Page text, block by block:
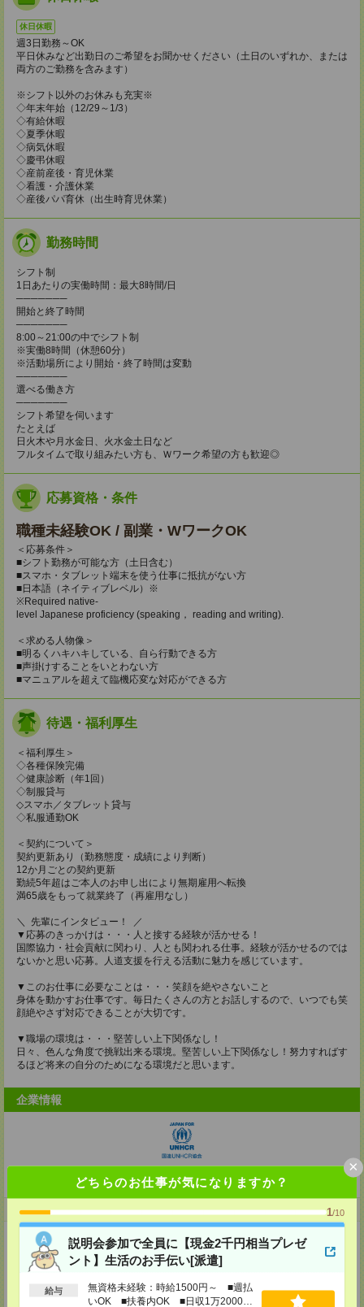
どちらのお仕事が気になりますか？
1/10
説明会参加で全員に【現金2千円相当プレゼ
ント】生活のお手伝い[派遣]
給与
無資格未経験：時給1500円～ ■週払
いOK ■扶養内OK ■日収1万2000円
×
休日休暇
週3日勤務～OK
平日休みなど出勤日のご希望をお聞かせください（土日のいずれか、または
両方のご勤務を含みます）
※シフト以外のお休みも充実※
◇年末年始（12/29～1/3）
◇有給休暇
◇夏季休暇
◇病気休暇
◇慶弔休暇
◇産前産後・育児休業
◇看護・介護休業
◇産後パパ育休（出生時育児休業）
勤務時間
シフト制
1日あたりの実働時間：最大8時間/日
───────
開始と終了時間
───────
8:00～21:00の中でシフト制
※実働8時間（休憩60分）
※活動場所により開始・終了時間は変動
───────
選べる働き方
───────
シフト希望を伺います
たとえば
日火木や月水金日、火水金土日など
フルタイムで取り組みたい方も、Ｗワーク希望の方も歓迎◎
応募資格・条件
職種未経験OK / 副業・WワークOK
＜応募条件＞
■シフト勤務が可能な方（土日含む）
■スマホ・タブレット端末を使う仕事に抵抗がない方
■日本語（ネイティブレベル）※
※Required native-
level Japanese proficiency (speaking， reading and writing).
＜求める人物像＞
■明るくハキハキしている、自ら行動できる方
■声掛けすることをいとわない方
■マニュアルを超えて臨機応変な対応ができる方
待遇・福利厚生
＜福利厚生＞
◇各種保険完備
◇健康診断（年1回）
◇制服貸与
◇スマホ／タブレット貸与
◇私服通勤OK
＜契約について＞
契約更新あり（勤務態度・成績により判断）
12か月ごとの契約更新
勤続5年超はご本人のお申し出により無期雇用へ転換
満65歳をもって就業終了（再雇用なし）
＼ 先輩にインタビュー！ ／
▼応募のきっかけは・・・人と接する経験が活かせる！
国際協力・社会貢献に関わり、人とも関われる仕事。経験が活かせるのでは
ないかと思い応募。人道支援を行える活動に魅力を感じています。
▼このお仕事に必要なことは・・・笑顔を絶やさないこと
身体を動かすお仕事です。毎日たくさんの方とお話しするので、いつでも笑
顔絶やさず対応できることが大切です。
▼職場の環境は・・・堅苦しい上下関係なし！
日々、色んな角度で挑戦出来る環境。堅苦しい上下関係なし！努力すればす
るほど将来の自分のためになる環境だと思います。
企業情報
特定非営利活動法人 国連UNHCR協会
事業内容
国連UNHCR協会は、国連の難民支援機関であるUNHCR（国連難民高等弁
務官事務所）の公式支援窓口。日本社会と、難民や最前線で援助活動に従事
する人々をつなぐことを使命としています。
資金調達活動
難民援助活動の資金確保に取り組み、世界の人道支援に最大限貢献する。